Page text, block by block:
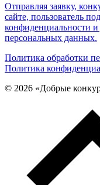
Отправляя заявку,
сайте, пользователь
конфиденциальности и
персональных данных.
Политика обработки
Политика
© 2026 «Добрые